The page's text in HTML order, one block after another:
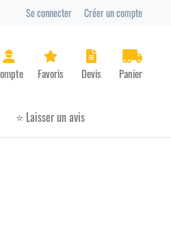
Se connecter Créer un compte
Panier
⭐ Laisser un avis